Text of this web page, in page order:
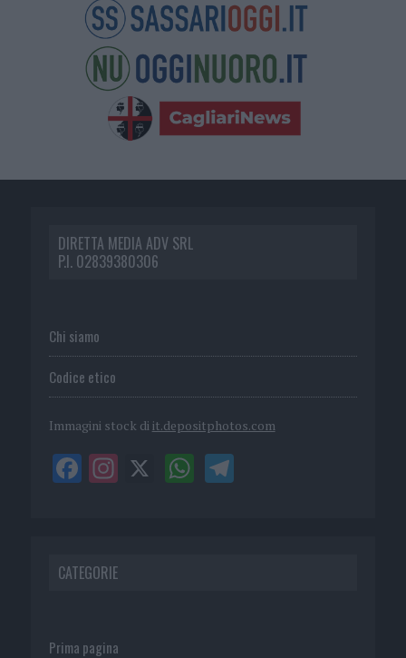
DIRETTA MEDIA ADV SRL
P.I. 02839380306
Chi siamo
Codice etico
Immagini stock di it.depositphotos.com
CATEGORIE
Prima pagina